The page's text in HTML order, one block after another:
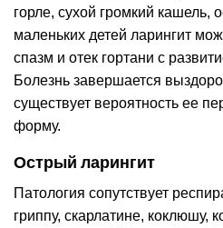
горле, сухой громкий кашель,
маленьких детей ларингит
спазм и отек гортани с
Болезнь завершается
существует вероятность ее
форму.
Острый ларингит
Патология сопутствует
гриппу, скарлатине, коклюшу,